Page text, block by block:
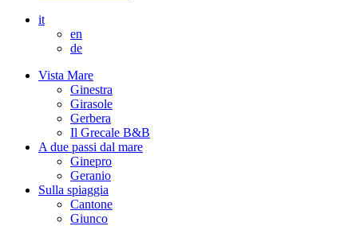
it
en
de
Vista Mare
Ginestra
Girasole
Gerbera
Il Grecale B&B
A due passi dal mare
Ginepro
Geranio
Sulla spiaggia
Cantone
Giunco